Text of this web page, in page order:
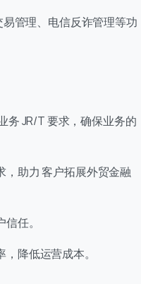
管理、电信反诈管理等功
务 JR/T 要求，确保业务的
助力 客户拓展外贸金融
任。
降低运营成本。
0 / 180